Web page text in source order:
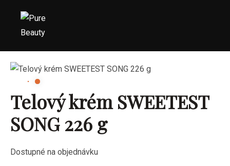
Telový krém SWEETEST
SONG 226 g
Dostupné na objednávku